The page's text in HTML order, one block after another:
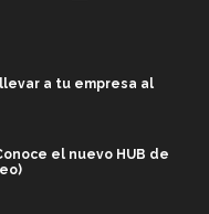
a tu empresa al
el nuevo HUB de